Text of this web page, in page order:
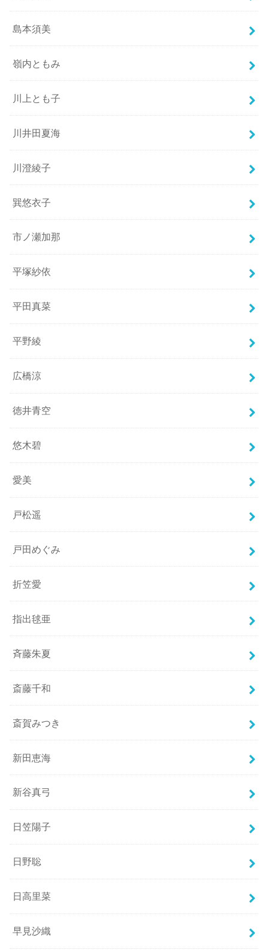
島本須美
嶺内ともみ
川上とも子
川井田夏海
川澄綾子
巽悠衣子
市ノ瀬加那
平塚紗依
平田真菜
平野綾
広橋涼
徳井青空
悠木碧
愛美
戸松遥
戸田めぐみ
折笠愛
指出毬亜
斉藤朱夏
斎藤千和
斎賀みつき
新田恵海
新谷真弓
日笠陽子
日野聡
日高里菜
早見沙織